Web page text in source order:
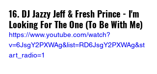
16. DJ Jazzy Jeff & Fresh Prince - I'm
Looking For The One (To Be With Me)
https://www.youtube.com/watch?
v=6JsgY2PXWAg&list=RD6JsgY2PXWAg&st
art_radio=1